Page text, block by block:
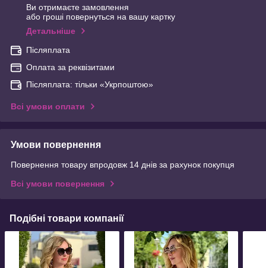
Ви отримаєте замовлення
або гроші повернуться на вашу картку
Детальніше
Післяплата
Оплата за реквізитами
Післяплата: тільки «Укрпоштою»
Всі умови оплати
Умови повернення
Повернення товару впродовж 14 днів за рахунок покупця
Всі умови повернення
Подібні товари компанії